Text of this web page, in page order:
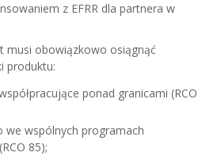
z EFRR dla partnera w
musi obowiązkowo osiągnąć
produktu:
ponad granicami (RCO
we wspólnych programach
85);